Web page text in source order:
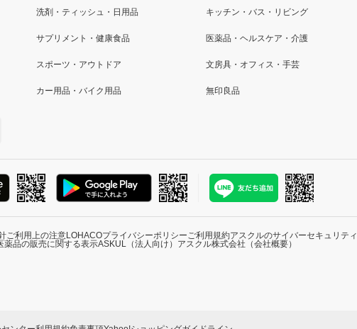
洗剤・ティッシュ・日用品 キッチン・バス・リビング
サプリメント・健康食品 医薬品・ヘルスケア・介護
スポーツ・アウトドア 文房具・オフィス・手芸
カー用品・バイク用品 無印良品
ご利用上の注意LOHACOプライバシーポリシーご利用規約アスクルのサイバーセキュリティ
薬品の販売に関する表示ASKUL（法人向け） アスクル株式会社（会社概要）